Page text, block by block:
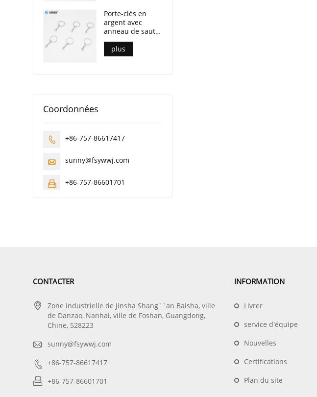
Porte-clés en
argent avec
anneau de saut
ouvert
plus
Coordonnées
 +86-757-86617417
 sunny@fsywwj.com
 +86-757-86601701
CONTACTER

Zone industrielle de Jinsha Shang``an Baisha, ville
de Danzao, Nanhai, ville de Foshan, Guangdong,
Chine, 528223
 sunny@fsywwj.com
 +86-757-86617417
 +86-757-86601701
INFORMATION
Livrer
service d'équipe
Nouvelles
Certifications
Plan du site